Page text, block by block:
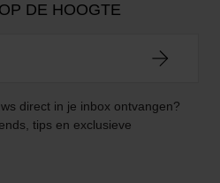
DE HOOGTE
direct in je inbox ontvangen?
tips en exclusieve